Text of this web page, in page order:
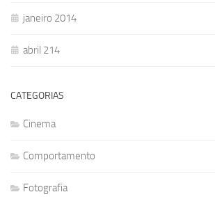
janeiro 2014
abril 214
CATEGORIAS
Cinema
Comportamento
Fotografia